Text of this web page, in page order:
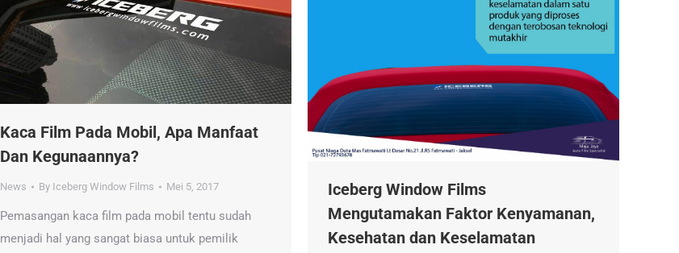
Kaca Film Pada Mobil, Apa Manfaat
Dan Kegunaannya?
News By Iceberg Window Films Mei 5, 2017
Pemasangan kaca film pada mobil tentu sudah
menjadi hal yang sangat biasa untuk pemilik
Iceberg Window Films
Mengutamakan Faktor Kenyamanan,
Kesehatan dan Keselamatan